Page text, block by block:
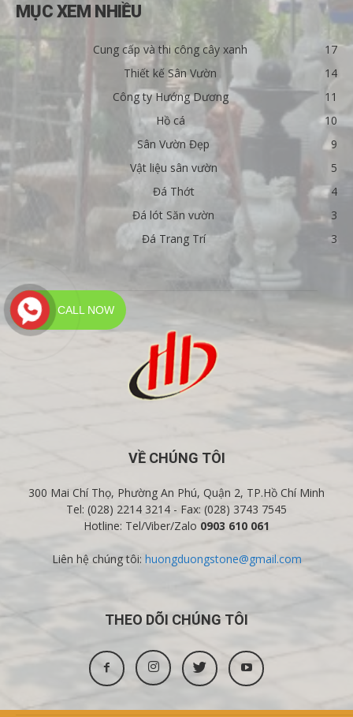
MỤC XEM NHIỀU
Cung cấp và thi công cây xanh
17
Thiết kế Sân Vườn
14
Công ty Hướng Dương
11
Hồ cá
10
Sân Vườn Đẹp
9
Vật liệu sân vườn
5
Đá Thớt
4
Đá lót Săn vườn
3
Đá Trang Trí
3
VỀ CHÚNG TÔI
300 Mai Chí Thọ, Phường An Phú, Quận 2, TP.Hồ Chí Minh
Tel: (028) 2214 3214 - Fax: (028) 3743 7545
Hotline: Tel/Viber/Zalo 0903 610 061
Liên hệ chúng tôi: huongduongstone@gmail.com
THEO DÕI CHÚNG TÔI
CALL NOW